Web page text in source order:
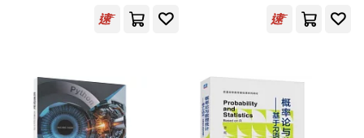
黃勇（主編）(130)
爾悅（主編）(129)
榮德基（主編）(128)
東北財經大學出版社(1855)